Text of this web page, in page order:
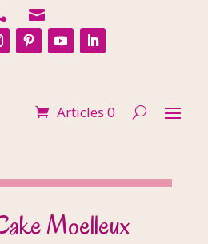

Articles 0
Moelleux